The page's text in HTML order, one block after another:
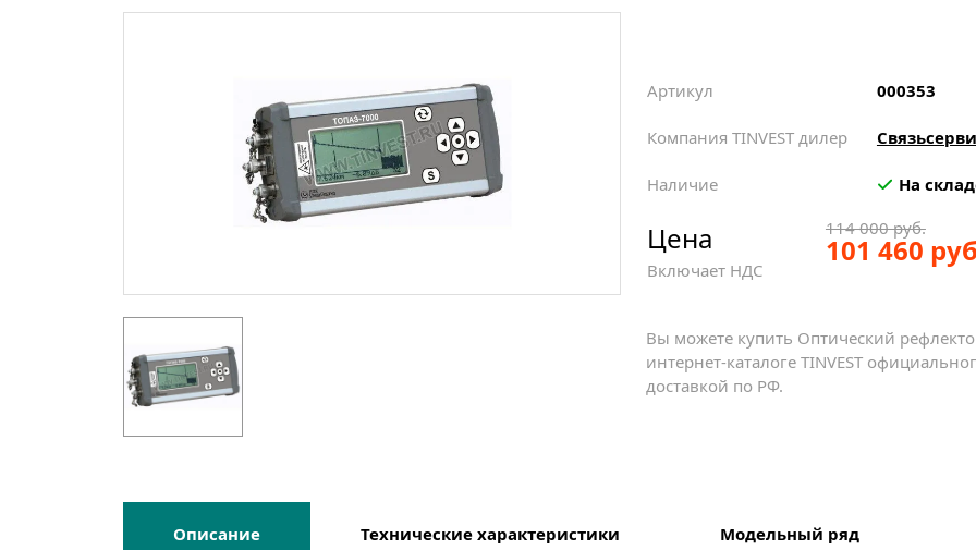
Артикул 000353
Компания TINVEST дилер
Наличие На
Цена
Включает НДС
114 000 руб.
101 460
Вы можете купить Оптический
интернет-каталоге TINVEST
доставкой по РФ.
Описание Техническиехарактеристики Модельный ряд